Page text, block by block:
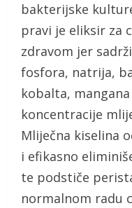
bakterijske
pravi je eliksir za
zdravom jer
fosfora, natrija,
kobalta,
koncentracije
Mliječna kiselina
i efikasno
te podstiče
normalnom radu